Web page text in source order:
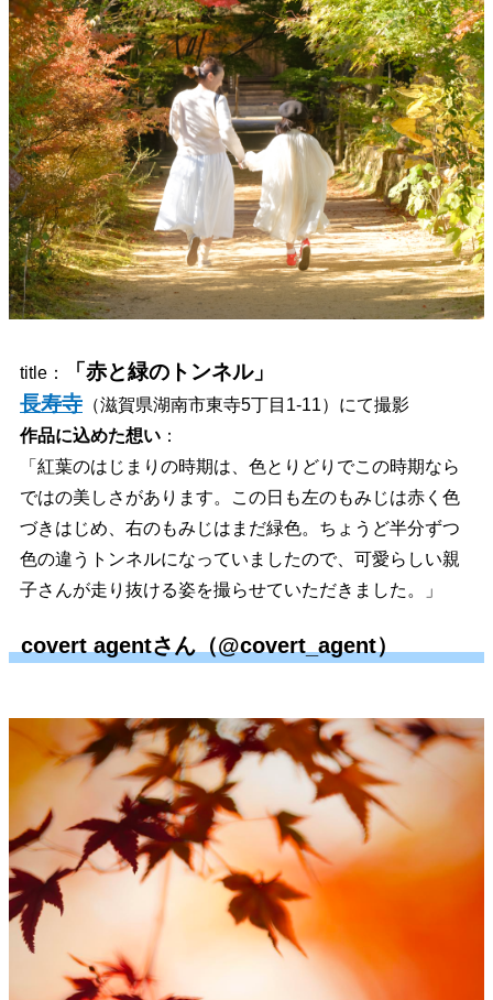
title：
「赤と緑のトンネル」
長寿寺 （滋賀県湖南市東寺5丁目1-11）にて撮影
作品に込めた想い ：
「紅葉のはじまりの時期は、色とりどりでこの時期なら
ではの美しさがあります。この日も左のもみじは赤く色
づきはじめ、右のもみじはまだ緑色。ちょうど半分ずつ
色の違うトンネルになっていましたので、可愛らしい親
子さんが走り抜ける姿を撮らせていただきました。」
covert agentさん（@covert_agent）